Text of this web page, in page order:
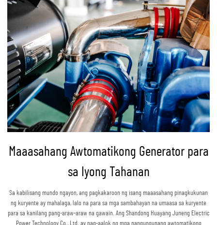
Maaasahang Awtomatikong Generator para
sa Iyong Tahanan
Sa kabilisang mundo ngayon, ang pagkakaroon ng isang maaasahang pinagkukunan
ng kuryente ay mahalaga, lalo na para sa mga sambahayan na umaasa sa kuryente
para sa kanilang pang-araw-araw na gawain. Ang Shandong Huayang Juneng Electric
Power Technology Co., Ltd. ay nag-aalok ng mga nangungunang awtomatikong